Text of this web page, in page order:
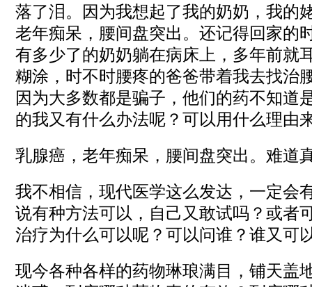
落了泪。因为我想起了我的奶奶，我的
老年痴呆，腰间盘突出。还记得回家的
有多少了的奶奶躺在病床上，多年前就
糊涂，时不时腰疼的爸爸带着我去找治
因为大多数都是骗子，他们的药不知道
的我又有什么办法呢？可以用什么理由
乳腺癌，老年痴呆，腰间盘突出。难道
我不相信，现代医学这么发达，一定会
说有种方法可以，自己又敢试吗？或者
治疗为什么可以呢？可以问谁？谁又可
现今各种各样的药物琳琅满目，铺天盖